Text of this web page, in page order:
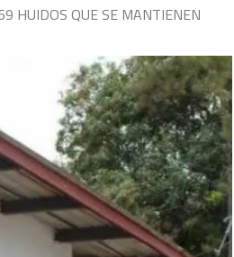
HUIDOS QUE SE MANTIENEN